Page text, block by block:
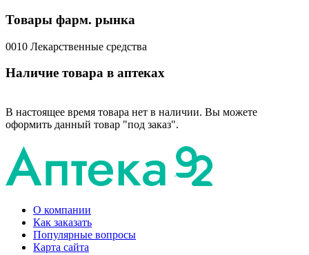
Товары фарм. рынка
0010 Лекарственные средства
Наличие товара в аптеках
В настоящее время товара нет в наличии. Вы можете
оформить данный товар "под заказ".
О компании
Как заказать
Популярные вопросы
Карта сайта